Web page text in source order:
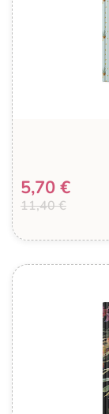
11,40 €
5,70 €